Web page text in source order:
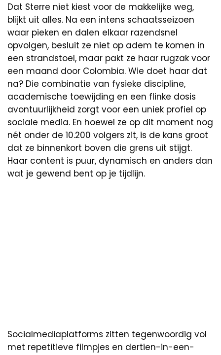
Dat Sterre niet kiest voor de makkelijke weg,
blijkt uit alles. Na een intens schaatsseizoen
waar pieken en dalen elkaar razendsnel
opvolgen, besluit ze niet op adem te komen in
een strandstoel, maar pakt ze haar rugzak voor
een maand door Colombia. Wie doet haar dat
na? Die combinatie van fysieke discipline,
academische toewijding en een flinke dosis
avontuurlijkheid zorgt voor een uniek profiel op
sociale media. En hoewel ze op dit moment nog
nét onder de 10.200 volgers zit, is de kans groot
dat ze binnenkort boven die grens uit stijgt.
Haar content is puur, dynamisch en anders dan
wat je gewend bent op je tijdlijn.
Socialmediaplatforms zitten tegenwoordig vol
met repetitieve filmpjes en dertien-in-een-